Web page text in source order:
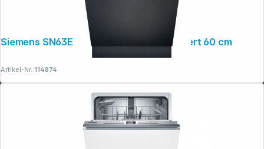
Siemens SN63EX22AE Spüler vollintegriert 60 cm
Artikel-Nr.:114874